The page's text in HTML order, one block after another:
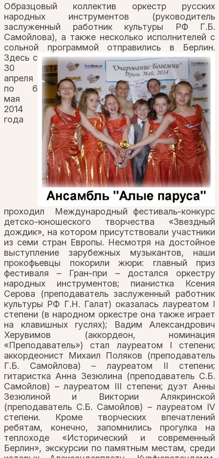
Образцовый коллектив оркестр русских
народных инструментов (руководитель
заслуженный работник культуры РФ Г.Б.
Самойлова), а также несколько исполнителей с
сольной программой отправились в Берлин.
Здесь с
30
апреля
по 6
мая
2014
года
проходил Международный фестиваль-конкурс
детско-юношеского творчества «Звездный
дождик», на котором присутствовали участники
из семи стран Европы. Несмотря на достойное
выступление зарубежных музыкантов, наши
прокофьевцы покорили жюри: главный приз
фестиваля – Гран-при – достался оркестру
народных инструментов; пианистка Ксения
Серова (преподаватель заслуженный работник
культуры РФ Г.Н. Галат) оказалась лауреатом I
степени (в народном оркестре она также играет
на клавишных гуслях); Вадим Александрович
Херувимов (аккордеон, номинация
«Преподаватель») стал лауреатом I степени;
аккордеонист Михаил Поляков (преподаватель
Г.Б. Самойлова) – лауреатом II степени;
гитаристка Анна Зезюлина (преподаватель С.Б.
Самойлов) – лауреатом III степени; дуэт Анны
Зезюлиной и Виктории Алякринской
(преподаватель С.Б. Самойлов) – лауреатом IV
степени. Кроме творческих впечатлений
ребятам, конечно, запомнились прогулка на
теплоходе «Исторический и современный
Берлин», экскурсии по памятным местам, среди